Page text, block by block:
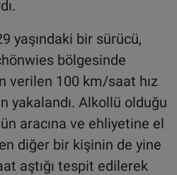
yaşındaki bir sürücü,
bölgesinde
verilen 100 km/saat hız
yakalandı. Alkollü olduğu
aracına ve ehliyetine el
diğer bir kişinin de yine
aştığı tespit edilerek